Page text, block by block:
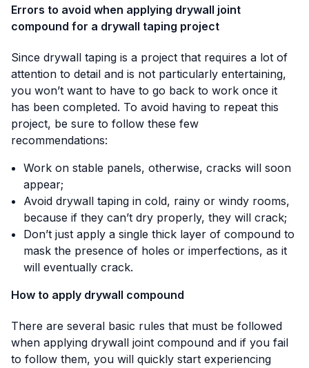
Errors to avoid when applying drywall joint
compound for a drywall taping project
Since drywall taping is a project that requires a lot of
attention to detail and is not particularly entertaining,
you won’t want to have to go back to work once it
has been completed. To avoid having to repeat this
project, be sure to follow these few
recommendations:
Work on stable panels, otherwise, cracks will soon
appear;
Avoid drywall taping in cold, rainy or windy rooms,
because if they can’t dry properly, they will crack;
Don’t just apply a single thick layer of compound to
mask the presence of holes or imperfections, as it
will eventually crack.
How to apply drywall compound
There are several basic rules that must be followed
when applying drywall joint compound and if you fail
to follow them, you will quickly start experiencing